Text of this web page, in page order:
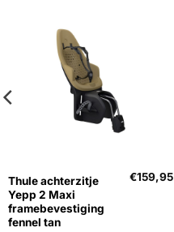
Thule achterzitje
Yepp 2 Maxi
framebevestiging
fennel tan
€159,95